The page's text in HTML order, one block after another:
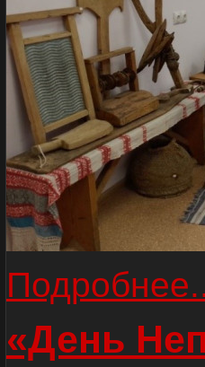
«День